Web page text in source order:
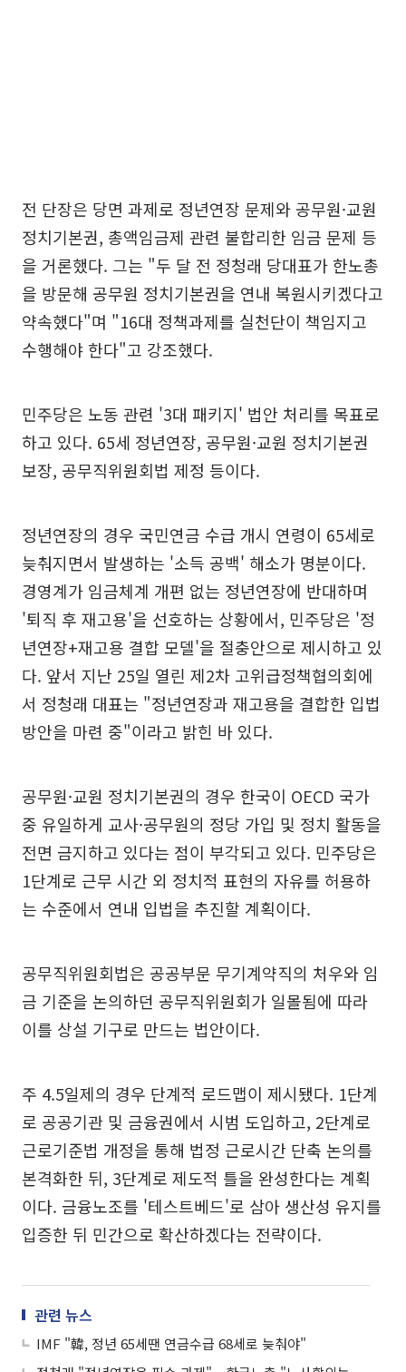
전 단장은 당면 과제로 정년연장 문제와 공무원·교원
정치기본권, 총액임금제 관련 불합리한 임금 문제 등
을 거론했다. 그는 "두 달 전 정청래 당대표가 한노총
을 방문해 공무원 정치기본권을 연내 복원시키겠다고
약속했다"며 "16대 정책과제를 실천단이 책임지고
수행해야 한다"고 강조했다.
민주당은 노동 관련 '3대 패키지' 법안 처리를 목표로
하고 있다. 65세 정년연장, 공무원·교원 정치기본권
보장, 공무직위원회법 제정 등이다.
정년연장의 경우 국민연금 수급 개시 연령이 65세로
늦춰지면서 발생하는 '소득 공백' 해소가 명분이다.
경영계가 임금체계 개편 없는 정년연장에 반대하며
'퇴직 후 재고용'을 선호하는 상황에서, 민주당은 '정
년연장+재고용 결합 모델'을 절충안으로 제시하고 있
다. 앞서 지난 25일 열린 제2차 고위급정책협의회에
서 정청래 대표는 "정년연장과 재고용을 결합한 입법
방안을 마련 중"이라고 밝힌 바 있다.
공무원·교원 정치기본권의 경우 한국이 OECD 국가
중 유일하게 교사·공무원의 정당 가입 및 정치 활동을
전면 금지하고 있다는 점이 부각되고 있다. 민주당은
1단계로 근무 시간 외 정치적 표현의 자유를 허용하
는 수준에서 연내 입법을 추진할 계획이다.
공무직위원회법은 공공부문 무기계약직의 처우와 임
금 기준을 논의하던 공무직위원회가 일몰됨에 따라
이를 상설 기구로 만드는 법안이다.
주 4.5일제의 경우 단계적 로드맵이 제시됐다. 1단계
로 공공기관 및 금융권에서 시범 도입하고, 2단계로
근로기준법 개정을 통해 법정 근로시간 단축 논의를
본격화한 뒤, 3단계로 제도적 틀을 완성한다는 계획
이다. 금융노조를 '테스트베드'로 삼아 생산성 유지를
입증한 뒤 민간으로 확산하겠다는 전략이다.
관련 뉴스
IMF "韓, 정년 65세땐 연금수급 68세로 늦춰야"